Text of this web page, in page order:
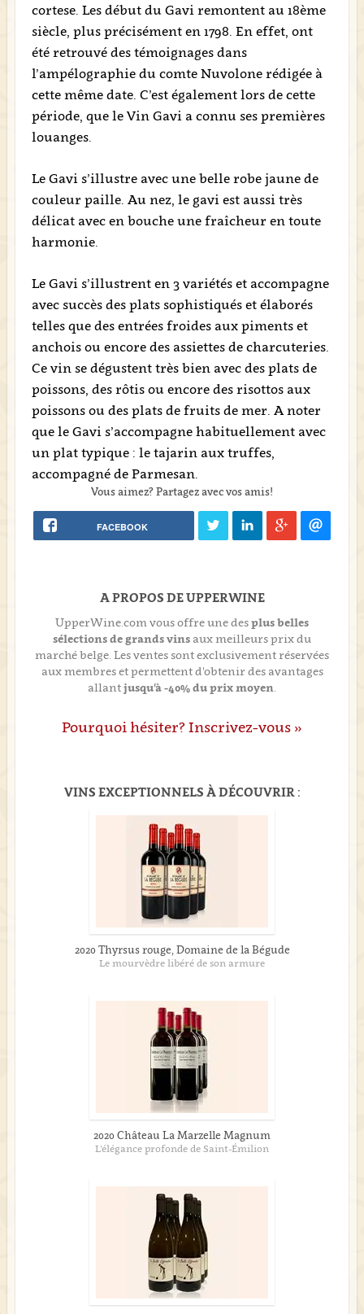
cortese. Les début du Gavi remontent au 18ème
siècle, plus précisément en 1798. En effet, ont
été retrouvé des témoignages dans
l’ampélographie du comte Nuvolone rédigée à
cette même date. C’est également lors de cette
période, que le Vin Gavi a connu ses premières
louanges.
Le Gavi s’illustre avec une belle robe jaune de
couleur paille. Au nez, le gavi est aussi très
délicat avec en bouche une fraîcheur en toute
harmonie.
Le Gavi s’illustrent en 3 variétés et accompagne
avec succès des plats sophistiqués et élaborés
telles que des entrées froides aux piments et
anchois ou encore des assiettes de charcuteries.
Ce vin se dégustent très bien avec des plats de
poissons, des rôtis ou encore des risottos aux
poissons ou des plats de fruits de mer. A noter
que le Gavi s’accompagne habituellement avec
un plat typique : le tajarin aux truffes,
accompagné de Parmesan.
Vous aimez? Partagez avec vos amis!
FACEBOOK
A PROPOS DE UPPERWINE
UpperWine.com vous offre une desplus belles
sélections de grands vins aux meilleurs prix du
marché belge. Les ventes sont exclusivement réservées
aux membres et permettent d'obtenir des avantages
allantjusqu'à -40% du prix moyen
Pourquoi hésiter? Inscrivez-vous »
VINS EXCEPTIONNELS À DÉCOUVRIR :
2020 Thyrsus rouge, Domaine de la Bégude
Le mourvèdre libéré de son armure
2020 Château La Marzelle Magnum
L’élégance profonde de Saint-Émilion